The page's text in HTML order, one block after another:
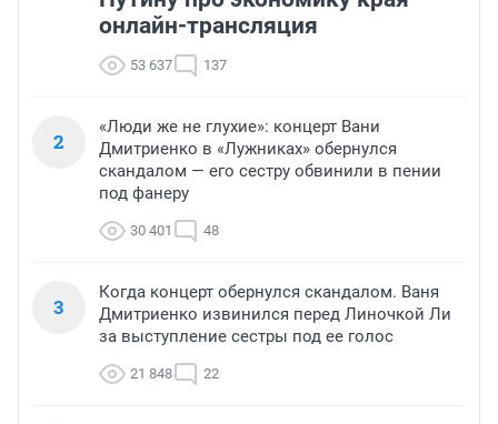
онлайн-трансляция
53 637 137
2
«Люди же не глухие»: концерт Вани
Дмитриенко в «Лужниках» обернулся
скандалом — его сестру обвинили в пении
под фанеру
30 401 48
3
Когда концерт обернулся скандалом. Ваня
Дмитриенко извинился перед Линочкой Ли
за выступление сестры под ее голос
21 848 22